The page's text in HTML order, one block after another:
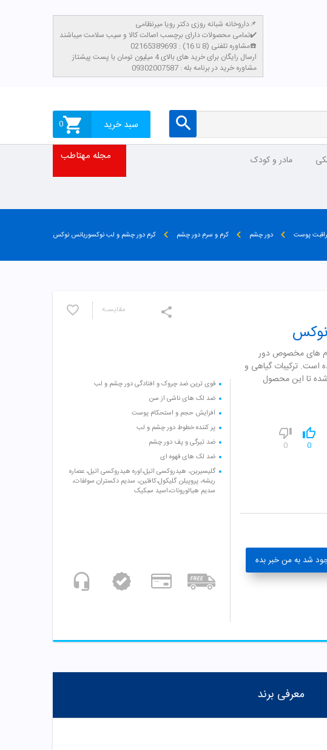
داروخانه شبانه روزی دکتر رویا میرنظامی📌
تمامی محصولات دارای برچسب اصالت کالا و سیب سلامت میباشند✔️
مشاوره تلفنی (8 تا 16) : 02165389693☎️
​ارسال رایگان برای خرید های بالای 4 میلیون تومان با پست پیشتاز
مشاوره خرید در برنامه بله : 09302007587
سبد خرید 0
مادر و کودک مجله مهتاطب
پوست دور چشم کرم و سرم دور چشم کرم دور چشم و لب نوکسوریانس نوکس
مقایسـه
قوی ترین ضد چروک و افتادگی دور چشم و لب
ضد لک های ناشی از سن
افزایش حجم و استحکام پوست
پر کننده خطوط دور چشم و لب
ضد تیرگی و پف دور چشم
ضد لک های قهوه ای
گلیسیرین، هیدروکسی اتیل،اوره هیدروکسی اتیل، عصاره
ریشه، پروپیلن گلیکول،کافئین، سدیم دکستران سولفات،
سدیم هیالورونات،اسید سبکیک
های مخصوص دور
است. ترکیبات گیاهی و
تا این محصول
0
0
شد به من خبر بده
معرفی برند